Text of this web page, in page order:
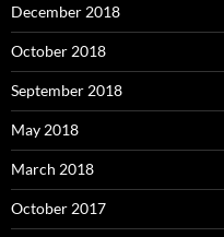
December 2018
October 2018
September 2018
May 2018
March 2018
October 2017